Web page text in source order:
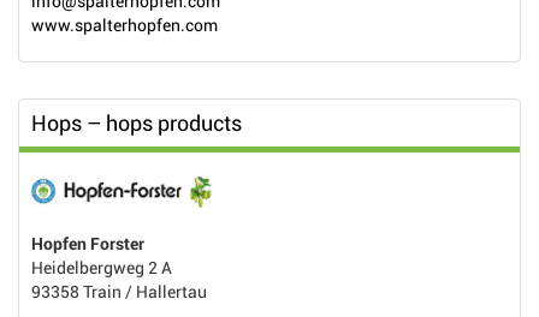
www.spalterhopfen.com
Hops – hops products
Hopfen Forster
Heidelbergweg 2 A
93358 Train / Hallertau